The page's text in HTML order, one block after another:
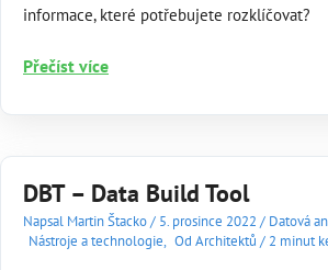
informace, které potřebujete rozklíčovat?
Customer
Report
Přečíst více
DBT – Data Build Tool
Napsal Martin Štacko/ 5. prosince 2022 / Datová
Nástroje a technologie, Od Architektů / 2 minut